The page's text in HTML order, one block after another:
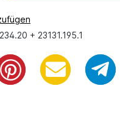
+ 23131.195.1